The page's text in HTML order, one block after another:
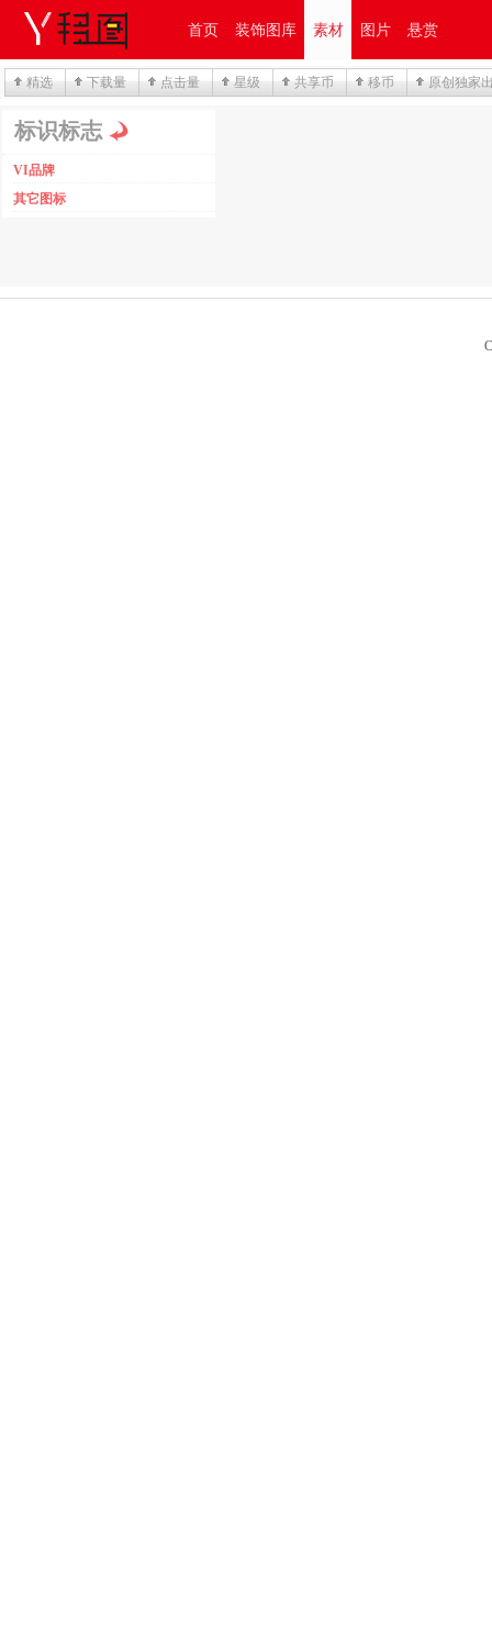
首页 装饰图库 素材 图片 悬赏
精选 下载量 点击量 星级 共享币 移币 原创独家
标识标志
VI品牌
其它图标